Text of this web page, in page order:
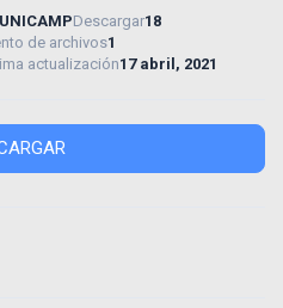
Descargar18
de archivos1
actualización17 abril, 2021